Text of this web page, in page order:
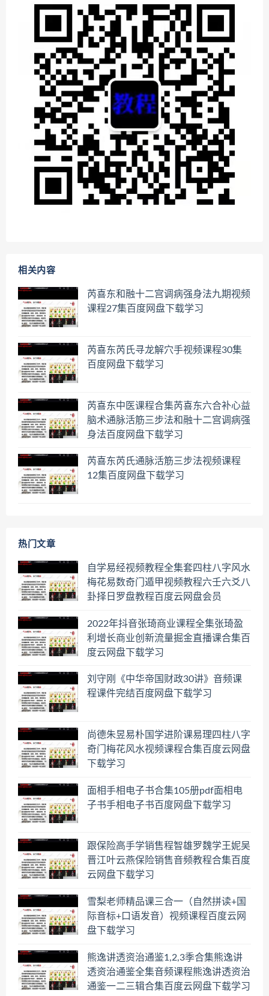
相关内容
芮喜东和融十二宫调病强身法九期视频
课程27集百度网盘下载学习
芮喜东芮氏寻龙解穴手视频课程30集
百度网盘下载学习
芮喜东中医课程合集芮喜东六合补心益
脑术通脉活筋三步法和融十二宫调病强
身法百度网盘下载学习
芮喜东芮氏通脉活筋三步法视频课程
12集百度网盘下载学习
热门文章
自学易经视频教程全集套四柱八字风水
梅花易数奇门遁甲视频教程六壬六爻八
卦择日罗盘教程百度云网盘会员
2022年抖音张琦商业课程全集张琦盈
利增长商业创新流量掘金直播课合集百
度云网盘下载学习
刘守刚《中华帝国财政30讲》音频课
程课件完结百度网盘下载学习
尚德朱昱易朴国学进阶课易理四柱八字
奇门梅花风水视频课程合集百度云网盘
下载学习
面相手相电子书合集105册pdf面相电
子书手相电子书百度网盘下载学习
跟保险高手学销售程智雄罗魏学王妮吴
晋江叶云燕保险销售音频教程合集百度
云网盘下载学习
雪梨老师精品课三合一（自然拼读+国
际音标+口语发音）视频课程百度云网
盘下载学习
熊逸讲透资治通鉴1,2,3季合集熊逸讲
透资治通鉴全集音频课程熊逸讲透资治
通鉴一二三辑合集百度云网盘下载学习